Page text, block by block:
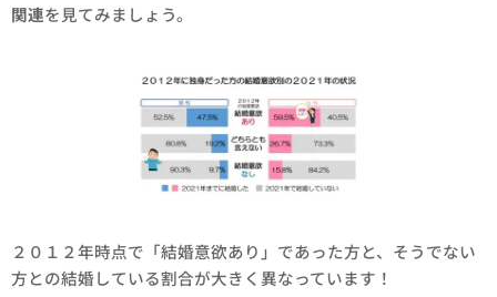
関連を見てみましょう。
２０１２年時点で「結婚意欲あり」であった方と、そうでない
方との結婚している割合が大きく異なっています！